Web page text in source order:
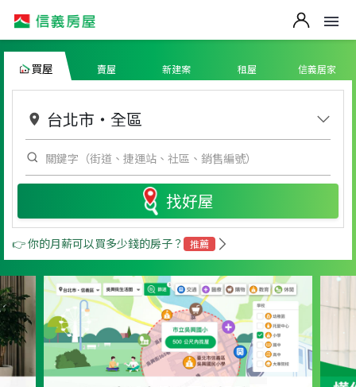
買屋 賣屋 新建案 租屋 信義居家
台北市 ・ 全區
找好屋
👉 你的月薪可以買多少錢的房子？ 推薦